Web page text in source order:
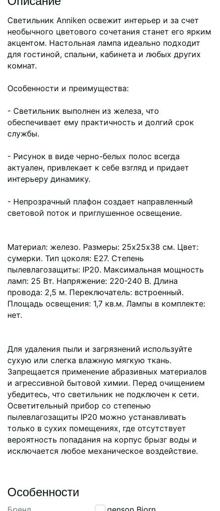
Светильник Anniken освежит интерьер и за счет
необычного цветового сочетания станет его ярким
акцентом. Настольная лампа идеально подходит
для гостиной, спальни, кабинета и любых других
комнат.
Особенности и преимущества:
- Светильник выполнен из железа, что
обеспечивает ему практичность и долгий срок
службы.
- Рисунок в виде черно-белых полос всегда
актуален, привлекает к себе взгляд и придает
интерьеру динамику.
- Непрозрачный плафон создает направленный
световой поток и приглушенное освещение.
Материал: железо. Размеры: 25х25х38 см. Цвет:
сумерки. Тип цоколя: Е27. Степень
пылевлагозащиты: IP20. Максимальная мощность
ламп: 25 Вт. Напряжение: 220-240 В. Длина
провода: 2,5 м. Переключатель: встроенный.
Площадь освещения: 1,7 кв.м. Лампы в комплекте:
нет.
Для удаления пыли и загрязнений используйте
сухую или слегка влажную мягкую ткань.
Запрещается применение абразивных материалов
и агрессивной бытовой химии. Перед очищением
убедитесь, что светильник не подключен к сети.
Осветительный прибор со степенью
пылевлагозащиты IP20 можно устанавливать
только в сухих помещениях, где отсутствует
вероятность попадания на корпус брызг воды и
исключается любое механическое воздействие.
Особенности